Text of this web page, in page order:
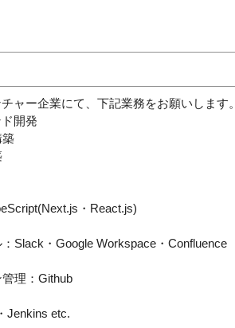
ャー企業にて、下記業務をお願いします。
開発
築
・React.js)
Slack・Google Workspace・Confluence
理：Github
Jenkins etc.